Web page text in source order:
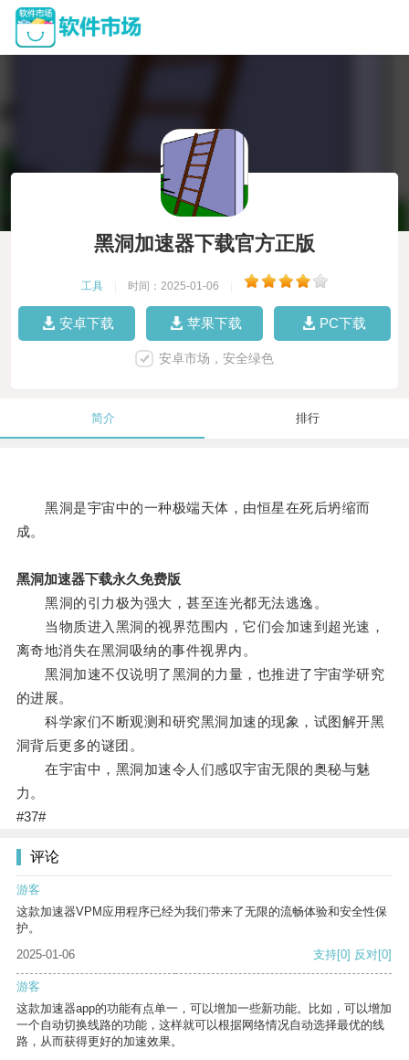
黑洞加速器下载官方正版
工具 时间：2025-01-06
安卓下载 苹果下载 PC下载
安卓市场，安全绿色
简介 排行
黑洞是宇宙中的一种极端天体，由恒星在死后坍缩而
成。
黑洞加速器下载永久免费版
黑洞的引力极为强大，甚至连光都无法逃逸。
当物质进入黑洞的视界范围内，它们会加速到超光速，
离奇地消失在黑洞吸纳的事件视界内。
黑洞加速不仅说明了黑洞的力量，也推进了宇宙学研究
的进展。
科学家们不断观测和研究黑洞加速的现象，试图解开黑
洞背后更多的谜团。
在宇宙中，黑洞加速令人们感叹宇宙无限的奥秘与魅
力。
#37#
评论
游客
这款加速器VPM应用程序已经为我们带来了无限的流畅体验和安全性保
护。
2025-01-06
支持[0] 反对[0]
游客
这款加速器app的功能有点单一，可以增加一些新功能。比如，可以增加
一个自动切换线路的功能，这样就可以根据网络情况自动选择最优的线
路，从而获得更好的加速效果。